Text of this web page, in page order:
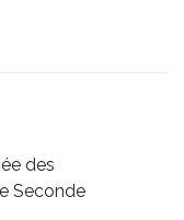
des
Seconde